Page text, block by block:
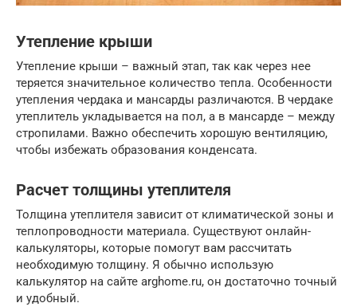
Утепление крыши
Утепление крыши – важный этап, так как через нее
теряется значительное количество тепла. Особенности
утепления чердака и мансарды различаются. В чердаке
утеплитель укладывается на пол, а в мансарде – между
стропилами. Важно обеспечить хорошую вентиляцию,
чтобы избежать образования конденсата.
Расчет толщины утеплителя
Толщина утеплителя зависит от климатической зоны и
теплопроводности материала. Существуют онлайн-
калькуляторы, которые помогут вам рассчитать
необходимую толщину. Я обычно использую
калькулятор на сайте arghome.ru, он достаточно точный
и удобный.